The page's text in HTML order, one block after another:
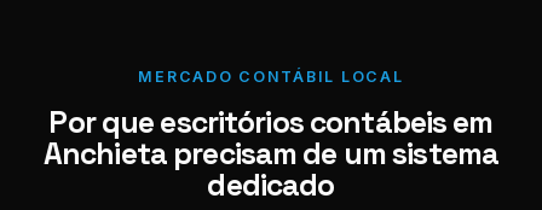
NF competência 05/
enviada. Registrado
AB12-CD.
MERCADO CONTÁBIL LOCAL
Por que escritórios contábeis em
Anchieta precisam de um sistema
dedicado